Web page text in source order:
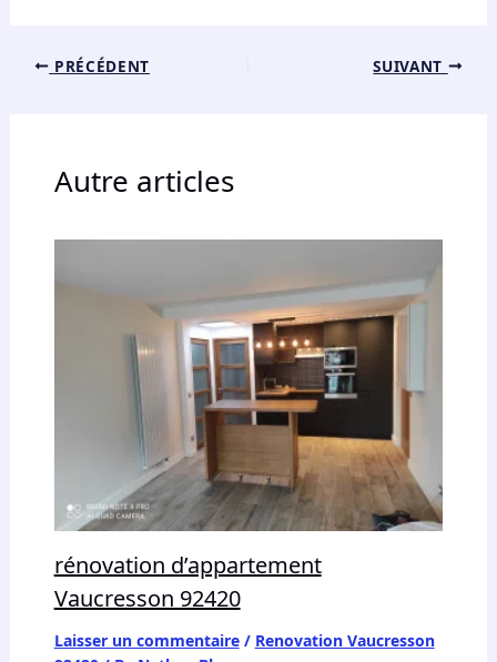
PRÉCÉDENT SUIVANT
Autre articles
rénovation d’appartement
Vaucresson 92420
Laisser un commentaire / Renovation Vaucresson